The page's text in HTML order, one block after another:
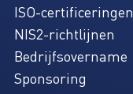
ISO-certificeringen
NIS2-richtlijnen
Bedrijfsovername
Sponsoring